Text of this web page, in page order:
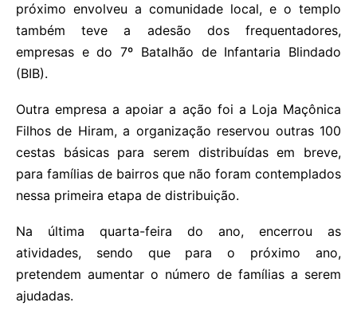
próximo envolveu a comunidade local, e o templo
também teve a adesão dos frequentadores,
empresas e do 7º Batalhão de Infantaria Blindado
(BIB).
Outra empresa a apoiar a ação foi a Loja Maçônica
Filhos de Hiram, a organização reservou outras 100
cestas básicas para serem distribuídas em breve,
para famílias de bairros que não foram contemplados
nessa primeira etapa de distribuição.
Na última quarta-feira do ano, encerrou as
atividades, sendo que para o próximo ano,
pretendem aumentar o número de famílias a serem
ajudadas.